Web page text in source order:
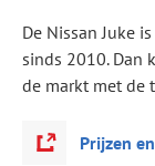
De Nissan Juke
sinds 2010. Dan
de markt met de
Prijzen